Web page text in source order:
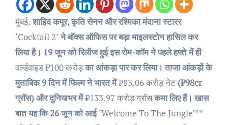
मुंबई.शाहिद कपूर, कृति सेनन और रश्मिका मंदाना स्टारर
‘Cocktail 2’ने बॉक्स ऑफिस पर बड़ा माइलस्टोन हासिल कर
लिया है। 19 जून को रिलीज हुई इस रोम-कॉम ने पहले हफ्ते में ही
वर्ल्डवाइड ₹100 करोड़का आंकड़ा पार कर लिया। ताजा आंकड़ों के
मुताबिक 9 दिन में फिल्म ने भारत में₹83.06 करोड़ नेट(₹98cr
ग्रॉस) और दुनियाभर में₹133.97 करोड़ ग्रॉसकमा लिए हैं। खास
बात यह कि 26 जून को आई‘Welcome To The Jungle’**